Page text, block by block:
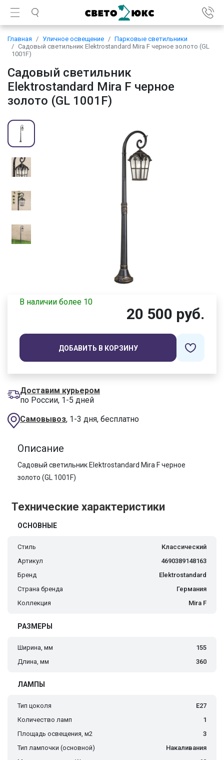
Главная Уличное освещение
Парковые светильники
Садовый светильник Elektrostandard Mira F черное золото (GL
1001F)
Садовый светильник
Elektrostandard Mira F черное
золото (GL 1001F)
В наличии более 10
20 500 руб.
ДОБАВИТЬ В КОРЗИНУ
Доставим курьером
по России, 1-5 дней
Самовывоз, 1-3 дня, бесплатно
Описание
Садовый светильник Elektrostandard Mira F черное
золото (GL 1001F)
Технические характеристики
ОСНОВНЫЕ
Стиль
Классический
Артикул
4690389148163
Бренд
Elektrostandard
Страна бренда
Германия
Коллекция
Mira F
РАЗМЕРЫ
Ширина, мм
155
Длина, мм
360
ЛАМПЫ
Тип цоколя
E27
Количество ламп
1
Площадь освещения, м2
3
Тип лампочки (основной)
Накаливания